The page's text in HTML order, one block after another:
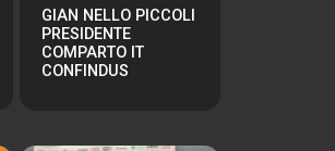
GIAN NELLO PICCOLI
PRESIDENTE
COMPARTO IT
CONFINDUS